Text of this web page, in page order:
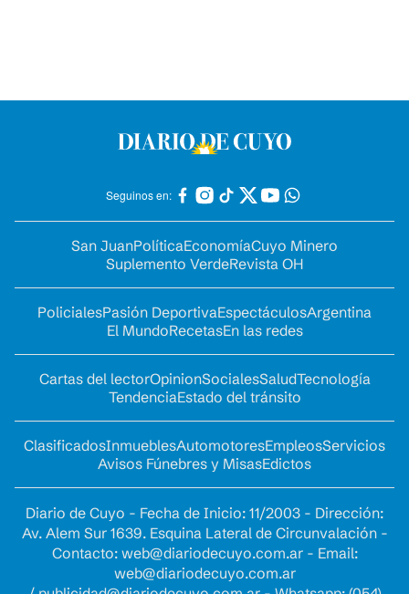
Seguinos en:
San JuanPolíticaEconomíaCuyo Minero
Suplemento VerdeRevista OH
PolicialesPasión DeportivaEspectáculosArgentina
El MundoRecetasEn las redes
Cartas del lectorOpinionSocialesSaludTecnología
TendenciaEstado del tránsito
ClasificadosInmueblesAutomotoresEmpleosServicios
Avisos Fúnebres y MisasEdictos
Diario de Cuyo - Fecha de Inicio: 11/2003 - Dirección:
Av. Alem Sur 1639. Esquina Lateral de Circunvalación -
Contacto: web@diariodecuyo.com.ar- Email:
web@diariodecuyo.com.ar